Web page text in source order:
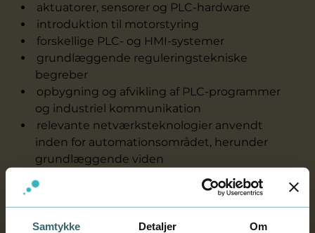
Samtykke Detaljer Om
aktuatorer, sensorer og PLC-hardware
introduktion til motorstyring
forskellige PLC- og HMI-systemer
grundlæggende reguleringstekniske
begreber
opbygning og afvikling af PLC-programmer
og industriel kommunikation
relevante netværksteknologier anvendt
inden for automationsområdet, herunder
grundlæggende viden
om datakommunikation og protokoller
simulering og idriftsættelse af PLC-systemer
Det kan du, når du er færdig